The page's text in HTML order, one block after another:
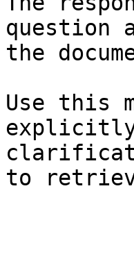
question
the
Use this
explicitly